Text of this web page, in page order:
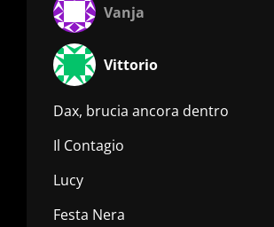
Vanja
Vittorio
Dax, brucia ancora dentro
Il Contagio
Lucy
Festa Nera